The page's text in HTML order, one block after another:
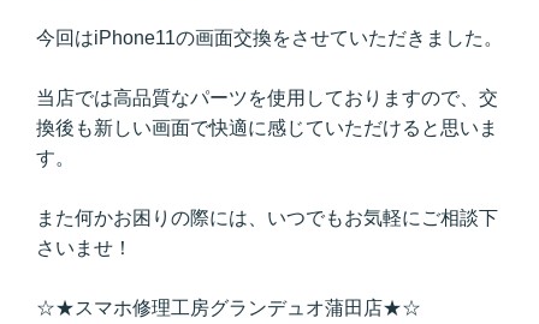
今回はiPhone11の画面交換をさせていただきました。
当店では高品質なパーツを使用しておりますので、交
換後も新しい画面で快適に感じていただけると思いま
す。
また何かお困りの際には、いつでもお気軽にご相談下
さいませ！
☆★スマホ修理工房グランデュオ蒲田店★☆